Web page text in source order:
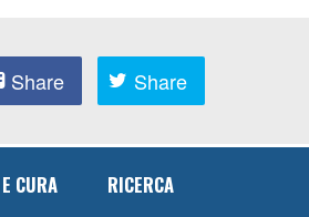
Share Share
CURA RICERCA